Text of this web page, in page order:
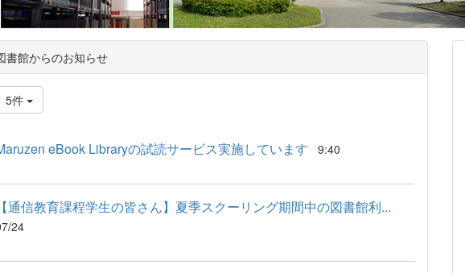
書館からのお知らせ
5件
eBook Libraryの試読サービス実施しています 9:40
【通信教育課程学生の皆さん】夏季スクーリング期間中の図書館利...
24